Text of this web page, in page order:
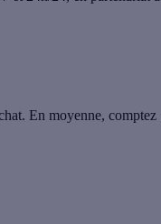
En moyenne, comptez